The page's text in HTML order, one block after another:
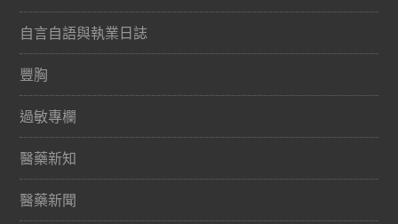
自言自語與執業日誌
豐胸
過敏專欄
醫藥新知
醫藥新聞